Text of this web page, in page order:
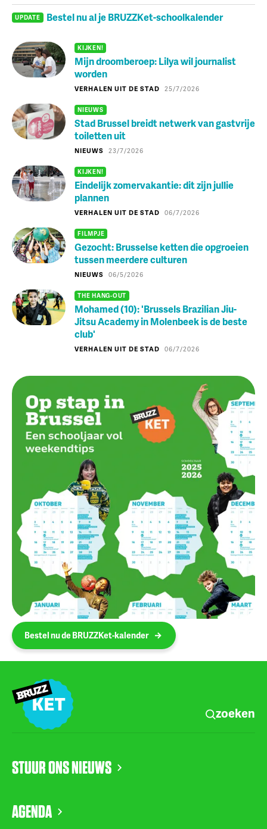
UPDATE Bestel nu al je BRUZZKet-schoolkalender
KIJKEN!
Mijn droomberoep: Lilya wil journalist
worden
VERHALEN UIT DE STAD 25/7/2026
NIEUWS
Stad Brussel breidt netwerk van gastvrije
toiletten uit
NIEUWS 23/7/2026
KIJKEN!
Eindelijk zomervakantie: dit zijn jullie
plannen
VERHALEN UIT DE STAD 06/7/2026
FILMPJE
Gezocht: Brusselse ketten die opgroeien
tussen meerdere culturen
NIEUWS 06/5/2026
THE HANG-OUT
Mohamed (10): 'Brussels Brazilian Jiu-
Jitsu Academy in Molenbeek is de beste
club'
VERHALEN UIT DE STAD 06/7/2026
Bestel nu de BRUZZKet-kalender
zoeken
STUUR ONS NIEUWS
AGENDA